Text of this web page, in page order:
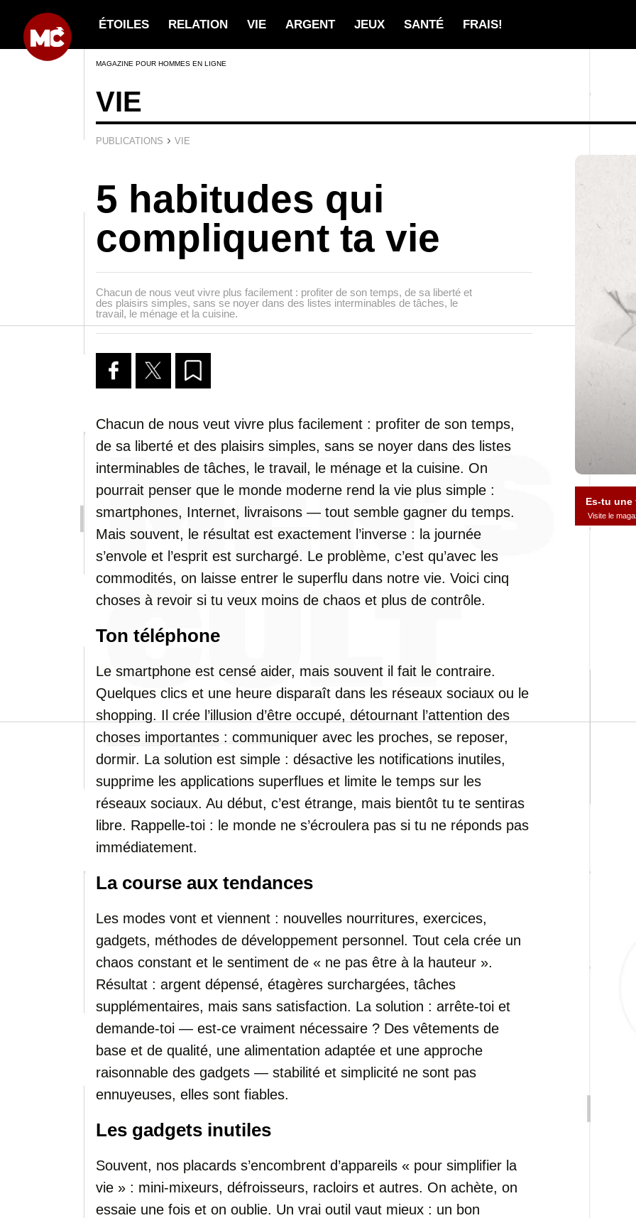
ÉTOILES RELATION VIE ARGENT JEUX SANTÉ FRAIS!
MAGAZINE POUR HOMMES EN LIGNE
VIE
PUBLICATIONS › VIE
5 habitudes qui
compliquent ta vie
Chacun de nous veut vivre plus facilement : profiter de son temps, de sa liberté et
des plaisirs simples, sans se noyer dans des listes interminables de tâches, le
travail, le ménage et la cuisine.
Chacun de nous veut vivre plus facilement : profiter de son temps,
de sa liberté et des plaisirs simples, sans se noyer dans des listes
interminables de tâches, le travail, le ménage et la cuisine. On
pourrait penser que le monde moderne rend la vie plus simple :
smartphones, Internet, livraisons — tout semble gagner du temps.
Mais souvent, le résultat est exactement l’inverse : la journée
s’envole et l’esprit est surchargé. Le problème, c’est qu’avec les
commodités, on laisse entrer le superflu dans notre vie. Voici cinq
choses à revoir si tu veux moins de chaos et plus de contrôle.
Ton téléphone
Le smartphone est censé aider, mais souvent il fait le contraire.
Quelques clics et une heure disparaît dans les réseaux sociaux ou le
shopping. Il crée l’illusion d’être occupé, détournant l’attention des
choses importantes : communiquer avec les proches, se reposer,
dormir. La solution est simple : désactive les notifications inutiles,
supprime les applications superflues et limite le temps sur les
réseaux sociaux. Au début, c’est étrange, mais bientôt tu te sentiras
libre. Rappelle-toi : le monde ne s’écroulera pas si tu ne réponds pas
immédiatement.
La course aux tendances
Les modes vont et viennent : nouvelles nourritures, exercices,
gadgets, méthodes de développement personnel. Tout cela crée un
chaos constant et le sentiment de « ne pas être à la hauteur ».
Résultat : argent dépensé, étagères surchargées, tâches
supplémentaires, mais sans satisfaction. La solution : arrête-toi et
demande-toi — est-ce vraiment nécessaire ? Des vêtements de
base et de qualité, une alimentation adaptée et une approche
raisonnable des gadgets — stabilité et simplicité ne sont pas
ennuyeuses, elles sont fiables.
Les gadgets inutiles
Souvent, nos placards s’encombrent d’appareils « pour simplifier la
vie » : mini-mixeurs, défroisseurs, racloirs et autres. On achète, on
essaie une fois et on oublie. Un vrai outil vaut mieux : un bon
Es-tu une
Visite le